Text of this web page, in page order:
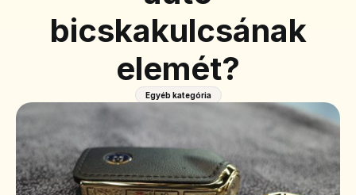
bicskakulcsának
elemét?
Egyéb kategória